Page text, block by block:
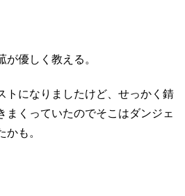
優しく教える。
トになりましたけど、せっかく錆
まくっていたのでそこはダンジェ
かも。